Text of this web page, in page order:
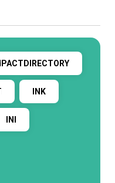
INK
INI